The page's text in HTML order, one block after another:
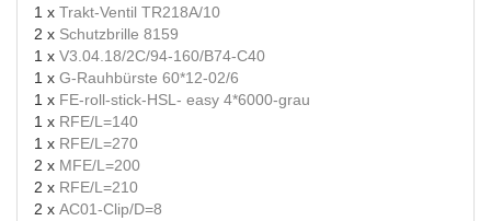
1 x Trakt-Ventil TR218A/10
2 x Schutzbrille 8159
1 x V3.04.18/2C/94-160/B74-C40
1 x G-Rauhbürste 60*12-02/6
1 x FE-roll-stick-HSL- easy 4*6000-grau
1 x RFE/L=140
1 x RFE/L=270
2 x MFE/L=200
2 x RFE/L=210
2 x AC01-Clip/D=8